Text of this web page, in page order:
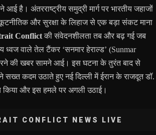
है। अंतरराष्ट्रीय समुद्री मार्ग पर भारतीय जहाजों
कूटनीतिक और सुरक्षा के लिहाज से एक बड़ा संकट माना
Conflictकी संवेदनशीलता तब और बढ़ गई जब
ध्वज वाले तेल टैंकर ‘सनमार हेराल्ड’ (Sunmar
की खबर सामने आई। इस घटना के तुरंत बाद से
सख्त कदम उठाते हुए नई दिल्ली में ईरान के राजदूत डॉ.
किया और इस हमले पर अगली उठाई।
CONFLICT NEWS LIVE